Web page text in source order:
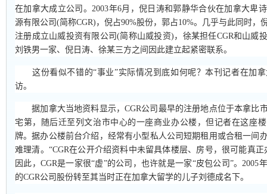
在加拿大成立公司。2003年6月，倪日涛和郭静华合伙在加拿大卑
源有限公司(简称CGR)，倪占90%股份，郭占10%。几乎与此同时，
注册成立山威投资有限公司(简称山威投资)，徐某担任CGR和山威
刘铁男一家、倪日涛、徐某三方之间因此建立起紧密联系。
这份看似不错的“事业”实际情况到底如何呢？本刊记者在加拿
访。
据加拿大当地资料显示，CGR公司最早的注册地点位于本拿比
宅第，随后迁至列文治市中心的一座商业办公楼，但记者在这座
牌。据办公楼前台介绍，经常有小型私人公司短期租用或合租一间
难理清。“CGR在公开介绍资料中未留具体楼层、房号，很可能真
因此，CGR是一家很“虚”的公司，也许就是一家“皮包公司”。2005
的CGR公司股份转至其当时正在加拿大留学的儿子刘德成名下。